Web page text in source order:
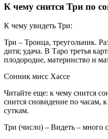
К чему снится Три по
К чему увидеть Три:
Три – Троица, треугольник.
дитя; удача. В Таро третья
плодородие, материнство и
Сонник мисс Хассе
Читайте еще: к чему снится
снится сновидение по часам,
суткам.
Три (число) – Видеть – много